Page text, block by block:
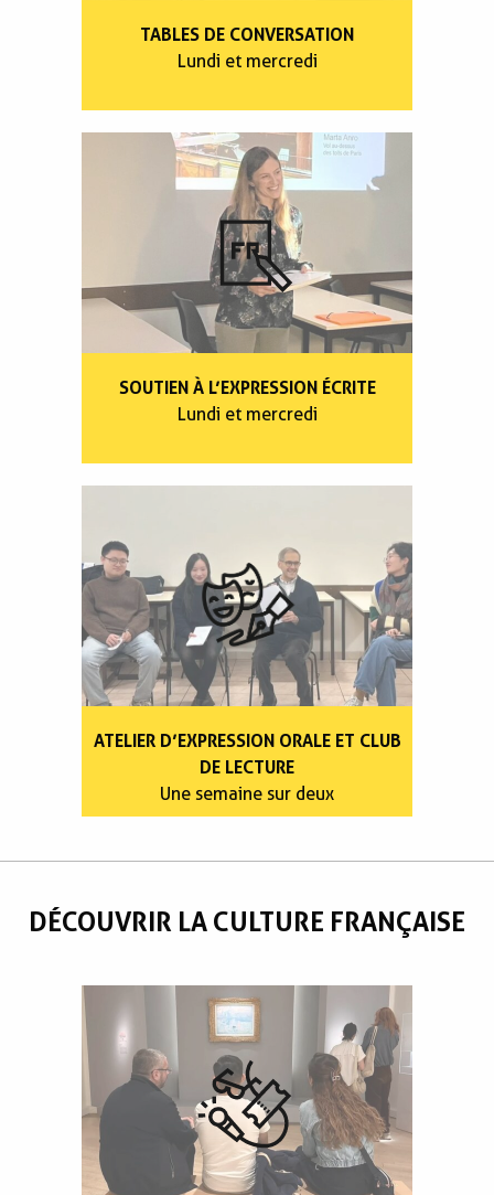
TABLES DE CONVERSATION
Lundi et mercredi
SOUTIEN À L’EXPRESSION ÉCRITE
Lundi et mercredi
ATELIER D’EXPRESSION ORALE ET CLUB
DE LECTURE
Une semaine sur deux
DÉCOUVRIR LA CULTURE FRANÇAISE